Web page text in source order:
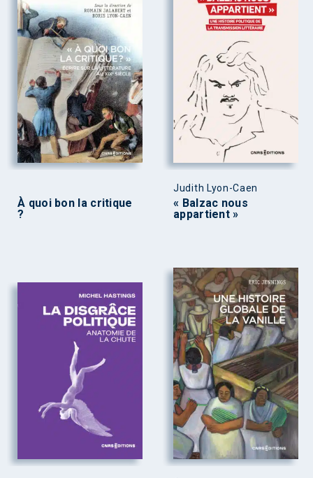
À quoi bon la critique
?
Judith Lyon-Caen
« Balzac nous
appartient »